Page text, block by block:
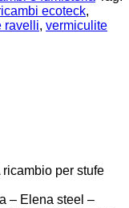
ecoteck,
ravelli, vermiculite
per stufe
– Elena steel –